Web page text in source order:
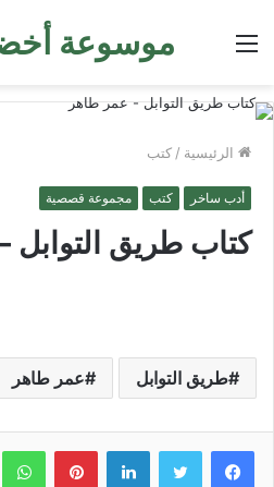
موسوعة القائمة
الرئيسية / كتب
أدب ساخر كتب مجموعة قصصية
كتاب طريق التوابل
طريق التوابل عمر طاهر
لينكدإن بينتيريست